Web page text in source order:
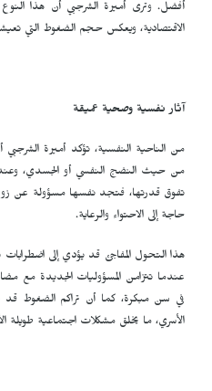
أفضل. وترى أميرة الشرجبي أن هذا النوع
الاقتصادية، ويعكس حجم الضغوط التي
آثار نفسية وصحية عميقة
من الناحية النفسية، تؤكد أميرة
من حيث النضج النفسي أو الجسدي،
تفوق قدرتها، فتجد نفسها مسؤولة عن زوج
حاجة إلى الاحتواء والرعاية.
هذا التحول المفاجئ قد يؤدي إلى
عندما تتزامن المسؤوليات الجديدة مع
في سن مبكرة، كما أن تراكم الضغوط قد
الأسري، ما يخلق مشكلات اجتماعية طويلة